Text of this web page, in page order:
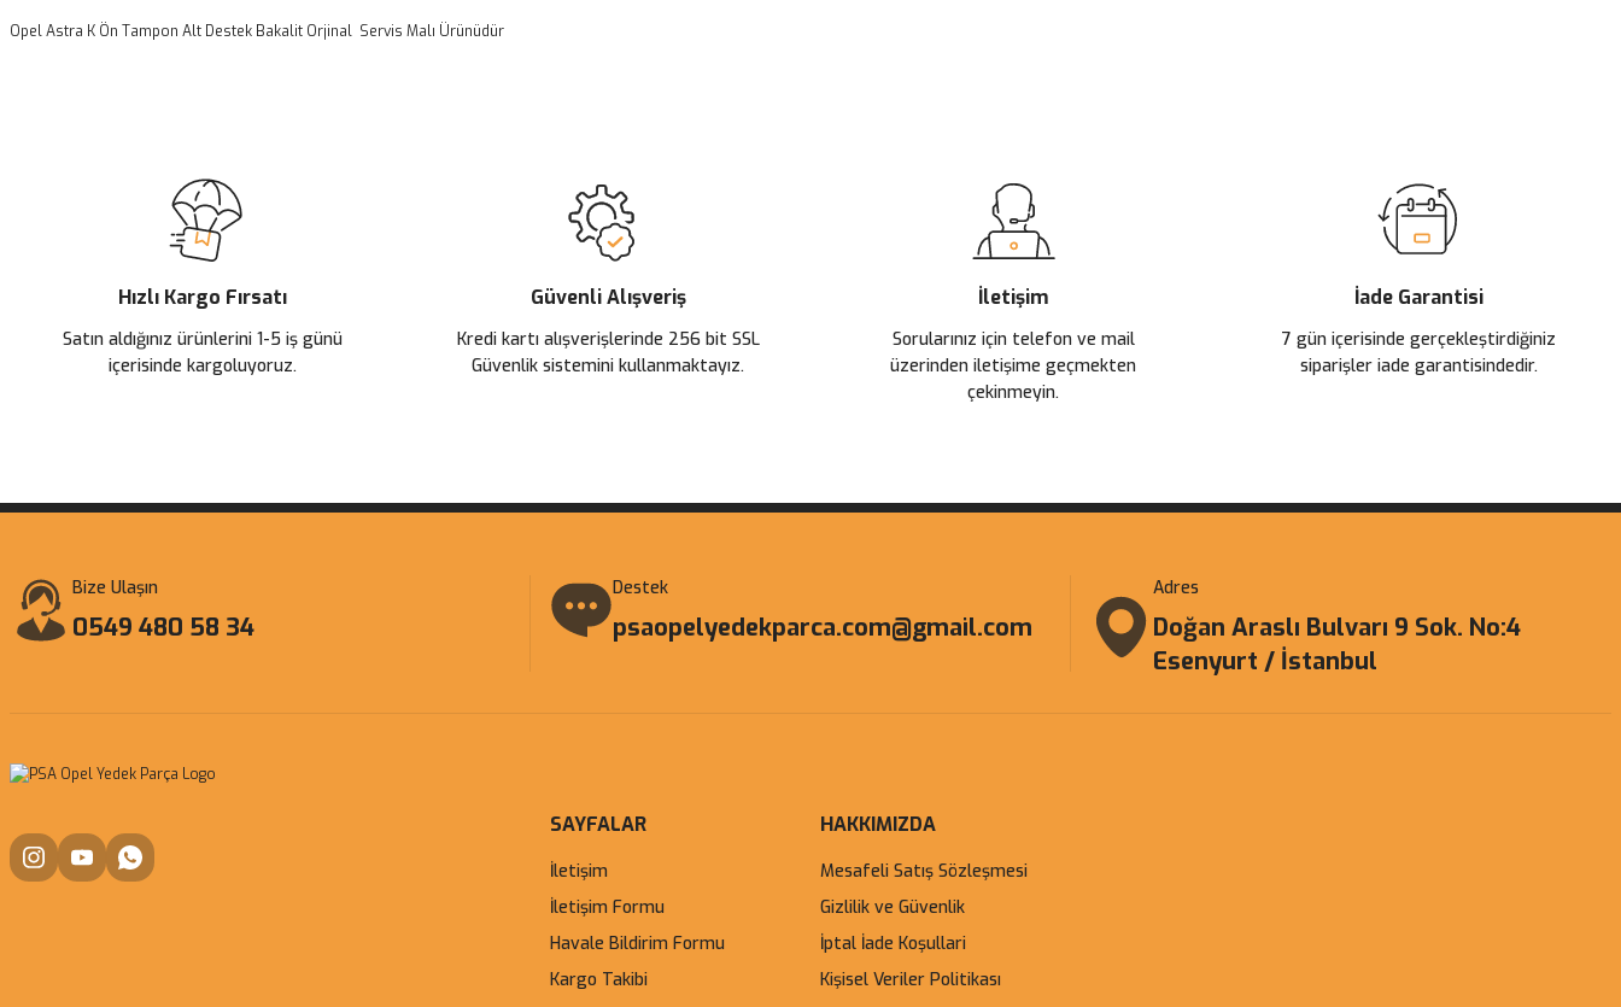
Opel Astra K Ön Tampon Alt Destek Bakalit Orjinal Servis Malı Ürünüdür
Ürün açıklamasında eksik bilgiler bulunuyor.
Ürün bilgilerinde hatalar bulunuyor.
Ürün fiyatı diğer sitelerden daha pahalı.
Bu ürüne benzer farklı alternatifler olmalı.
Hızlı Kargo Fırsatı
Satın aldığınız ürünlerini 1-5 iş günü
içerisinde kargoluyoruz.
Güvenli Alışveriş
Kredi kartı alışverişlerinde 256 bit SSL
Güvenlik sistemini kullanmaktayız.
İletişim
Sorularınız için telefon ve mail
üzerinden iletişime geçmekten
çekinmeyin.
İade Garantisi
7 gün içerisinde gerçekleştirdiğiniz
siparişler iade garantisindedir.
Bize Ulaşın
0549 480 58 34
Destek
psaopelyedekparca.com@gmail.com
Adres
Doğan Araslı Bulvarı 9 Sok. No:4
Esenyurt / İstanbul
SAYFALAR
İletişim
İletişim Formu
Havale Bildirim Formu
Kargo Takibi
HAKKIMIZDA
Mesafeli Satış Sözleşmesi
Gizlilik ve Güvenlik
İptal İade Koşullari
Kişisel Veriler Politikası